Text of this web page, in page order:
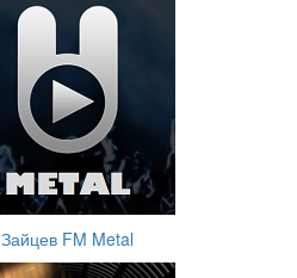
Зайцев FM Metal